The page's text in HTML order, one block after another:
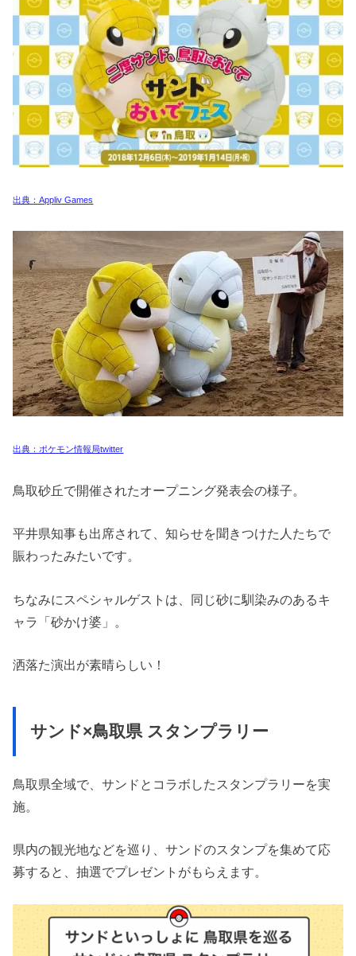
出典：Appliv Games
出典：ポケモン情報局twitter
鳥取砂丘で開催されたオープニング発表会の様子。
平井県知事も出席されて、知らせを聞きつけた人たちで
賑わったみたいです。
ちなみにスペシャルゲストは、同じ砂に馴染みのあるキ
ャラ「砂かけ婆」。
洒落た演出が素晴らしい！
サンド×鳥取県 スタンプラリー
鳥取県全域で、サンドとコラボしたスタンプラリーを実
施。
県内の観光地などを巡り、サンドのスタンプを集めて応
募すると、抽選でプレゼントがもらえます。